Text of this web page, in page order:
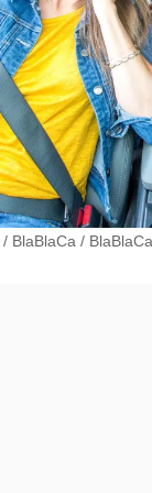
/ BlaBlaCa / BlaBlaCa